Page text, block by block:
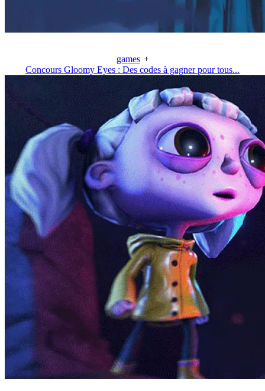
games +
Concours Gloomy Eyes : Des codes à gagner pour tous...